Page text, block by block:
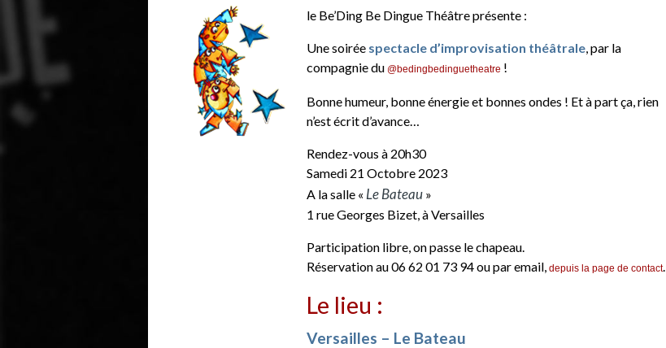
le Be’Ding Be Dingue Théâtre présente :
Une soirée spectacle d’improvisation théâtrale, par la
compagnie du @bedingbedinguetheatre !
Bonne humeur, bonne énergie et bonnes ondes ! Et à part ça, rien
n’est écrit d’avance…
Rendez-vous à 20h30
Samedi 21 Octobre 2023
A la salle « Le Bateau »
1 rue Georges Bizet, à Versailles
Participation libre, on passe le chapeau.
Réservation au 06 62 01 73 94 ou par email, depuis la page de contact.
Le lieu :
Versailles – Le Bateau